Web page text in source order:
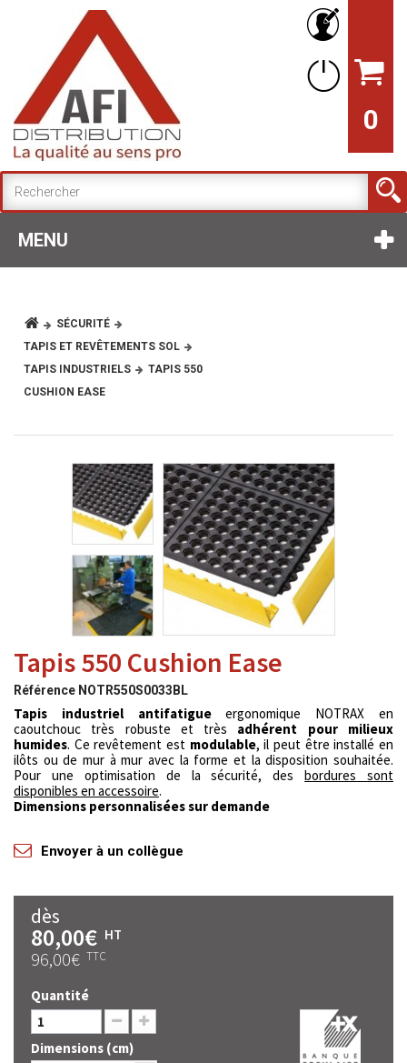
0
MENU
SÉCURITÉ
TAPIS ET REVÊTEMENTS SOL
TAPIS INDUSTRIELS
TAPIS 550
CUSHION EASE
Tapis 550 Cushion Ease
Référence NOTR550S0033BL
Tapis industriel antifatigueergonomique NOTRAX en
caoutchouc très robuste et très adhérent pour milieux
humides. Ce revêtement est modulable, il peut être installé en
ilôts ou de mur à mur avec la forme et la disposition souhaitée.
Pour une optimisation de la sécurité, desbordures sont
disponibles en accessoire.
Dimensions personnalisées sur demande
Envoyer à un collègue
dès
80,00€ HT
96,00€ TTC
Quantité
Dimensions (cm)